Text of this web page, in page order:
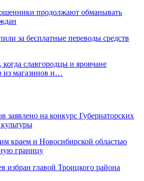
продолжают обманывать
за бесплатные переводы средств
славгородцы и яровчане
из магазинов и…
заявлено на конкурс Губернаторских
краем и Новосибирской областью
границу
избран главой Троицкого района